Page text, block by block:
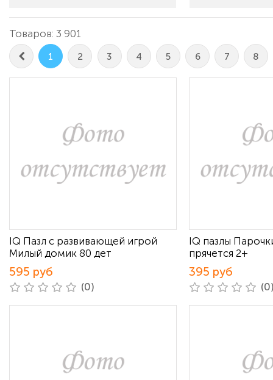
Товаров: 3 901
1 2 3 4 5 6 7 8
IQ Пазл с развивающей игрой
Милый домик 80 дет
595 руб
(0)
IQ пазлы
прячется 2+
395 руб